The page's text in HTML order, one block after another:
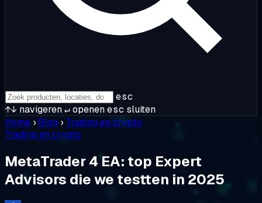
esc
↑↓ navigeren↵openenesc sluiten
Home › Blog › Trading en crypto
Trading en crypto
MetaTrader 4 EA: top Expert
Advisors die we testten in 2025